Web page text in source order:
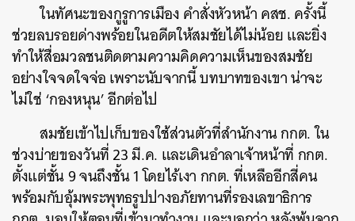
ในทัศนะของกูรูการเมือง คำสั่งหัวหน้า คสช. ครั้งนี้
ช่วยลบรอยด่างพร้อยในอดีตให้สมชัยได้ไม่น้อย และยิ่ง
ทำให้สื่อมวลชนติดตามความคิดความเห็นของสมชัย
อย่างใจจดใจจ่อ เพราะนับจากนี้ บทบาทของเขา น่าจะ
ไม่ใช่ ‘กองหนุน’ อีกต่อไป
สมชัยเข้าไปเก็บของใช้ส่วนตัวที่สำนักงาน กกต. ใน
ช่วงบ่ายของวันที่ 23 มี.ค. และเดินอำลาเจ้าหน้าที่ กกต.
ตั้งแต่ชั้น 9 จนถึงชั้น 1 โดยไร้เงา กกต. ที่เหลืออีกสี่คน
พร้อมกับอุ้มพระพุทธรูปปางอภัยทานที่รองเลขาธิการ